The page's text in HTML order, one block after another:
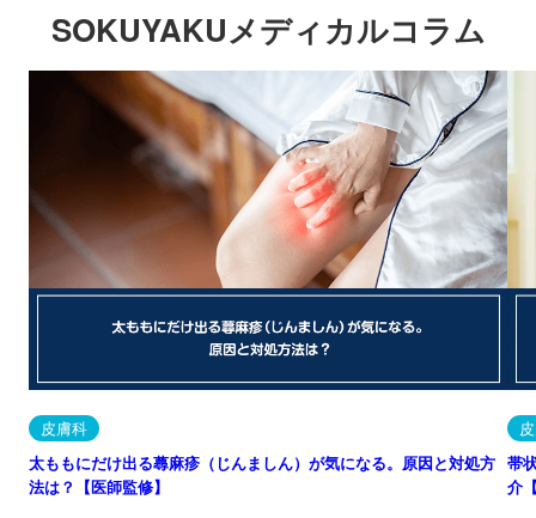
SOKUYAKUメディカルコラム
皮膚科
太ももにだけ出る蕁麻疹（じんましん）が気になる。原因と対処方
法は？【医師監修】
帯
介